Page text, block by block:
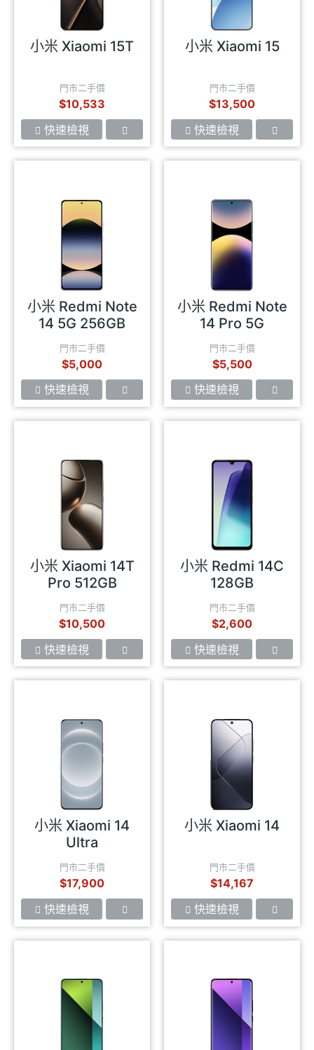
小米 Xiaomi 15T
門市二手價
$10,533
快速檢視
小米 Xiaomi 15
門市二手價
$13,500
快速檢視
小米 Redmi Note
14 5G 256GB
門市二手價
$5,000
快速檢視
小米 Redmi Note
14 Pro 5G
門市二手價
$5,500
快速檢視
小米 Xiaomi 14T
Pro 512GB
門市二手價
$10,500
快速檢視
小米 Redmi 14C
128GB
門市二手價
$2,600
快速檢視
小米 Xiaomi 14
Ultra
門市二手價
$17,900
快速檢視
小米 Xiaomi 14
門市二手價
$14,167
快速檢視